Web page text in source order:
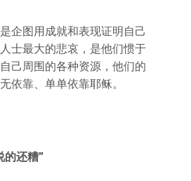
企图用成就和表现证明自己
士最大的悲哀，是他们惯于
己周围的各种资源，他们的
依靠、单单依靠耶稣。
的还糟”